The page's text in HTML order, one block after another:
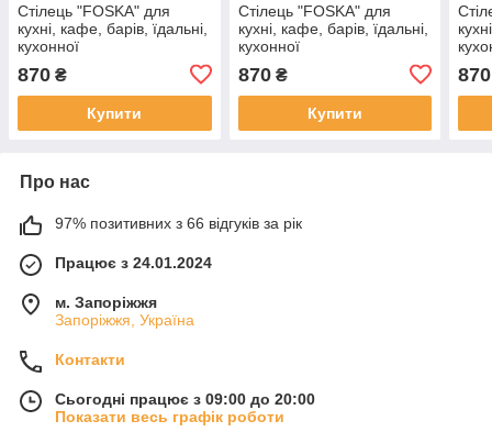
Стілець "FOSKA" для
кухні, кафе, барів, їдальні,
кухонної
870 ₴
Купити
Стілець "FOSKA" для
кухні, кафе, барів, їдальні,
кухонної
870₴
Купити
870
Про нас
97% позитивних з 66 відгуків за рік
Працює з 24.01.2024
м. Запоріжжя
Запоріжжя, Україна
Контакти
Сьогодні працює з 09:00 до 20:00
Показати весь графік роботи